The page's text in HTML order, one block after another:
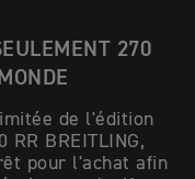
270
de l'édition
RR BREITLING,
pour l'achat afin